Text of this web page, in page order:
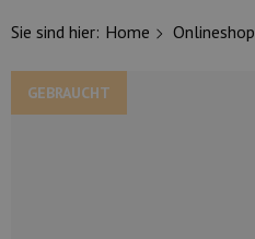
Sie sind hier: Home Onlineshop
GEBRAUCHT